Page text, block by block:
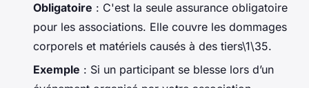
Obligatoire : C'est la seule assurance obligatoire
pour les associations. Elle couvre les dommages
corporels et matériels causés à des tiers\1\35.
Exemple : Si un participant se blesse lors d’un